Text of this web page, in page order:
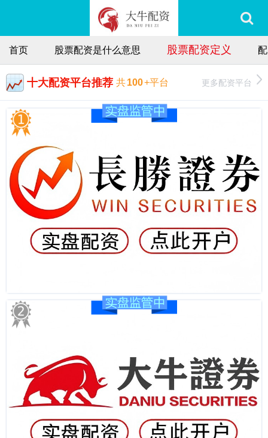
首页 股票配资是什么意思 股票配资定义
十大配资平台推荐 共100+平台 更多配资平台